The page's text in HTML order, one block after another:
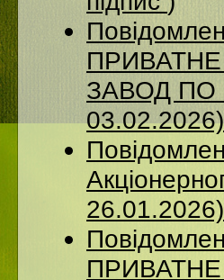
ЗАВОД ПО
26.01.2026)
ПРИВАТНЕ